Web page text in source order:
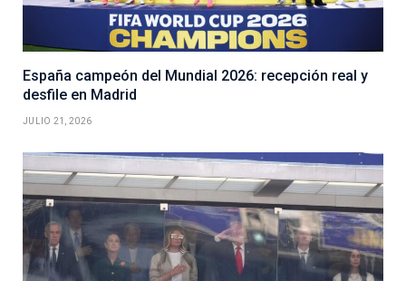
España campeón del Mundial 2026: recepción real y
desfile en Madrid
JULIO 21, 2026